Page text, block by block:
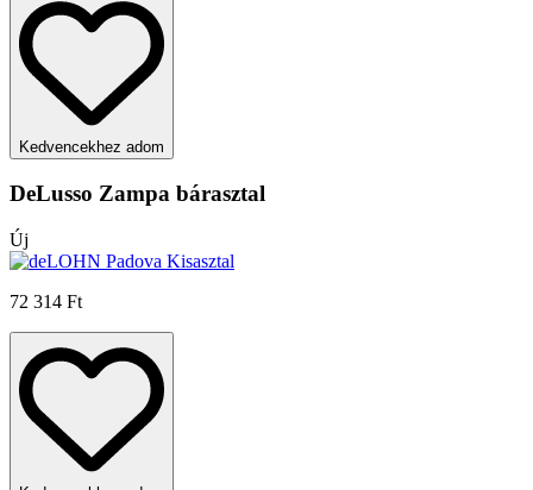
Kedvencekhez adom
DeLusso Zampa bárasztal
Új
72 314 Ft